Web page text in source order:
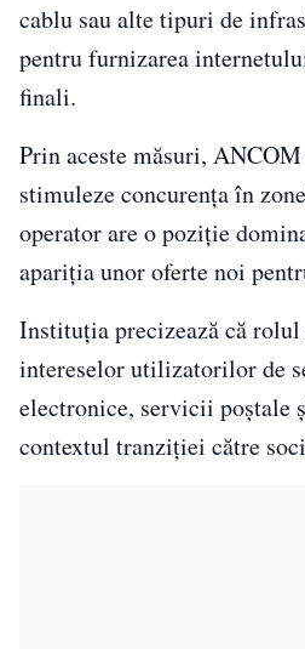
cablu sau alte tipuri de
pentru furnizarea
finali.
Prin aceste măsuri,
stimuleze concurența în
operator are o poziție
apariția unor oferte noi
Instituția precizează că rolul
intereselor utilizatorilor de
electronice, servicii
contextul tranziției către